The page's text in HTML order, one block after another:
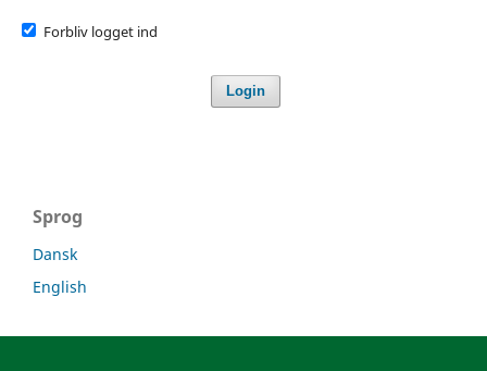
Forbliv logget ind
Login
Sprog
Dansk
English